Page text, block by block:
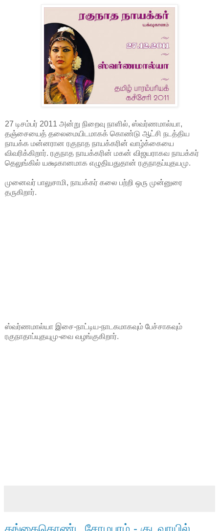
27 டிசம்பர் 2011 அன்று நிறைவு நாளில், ஸ்வர்ணமால்யா,
தஞ்சையைத் தலைமையிடமாகக் கொண்டு ஆட்சி நடத்திய
நாயக்க மன்னரான ரகுநாத நாயக்கரின் வாழ்க்கையை
விவரிக்கிறார். ரகுநாத நாயக்கரின் மகன் விஜயராகவ நாயக்கர்
தெலுங்கில் யக்ஷகானமாக எழுதியதுதான் ரகுநாதப்யுதயமு.
முனைவர் பாலுசாமி, நாயக்கர் கலை பற்றி ஒரு முன்னுரை
தருகிறார்.
ஸ்வர்ணமால்யா இசை-நாட்டிய-நாடகமாகவும் பேச்சாகவும்
ரகுநாதாப்யுதயுமு-வை வழங்குகிறார்.